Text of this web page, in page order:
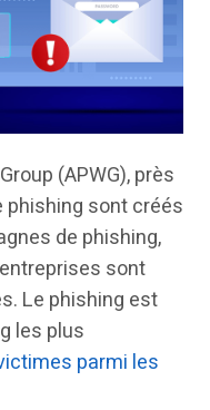
(APWG), près
phishing sont créés
de phishing,
sont
Le phishing est
les plus
parmi les